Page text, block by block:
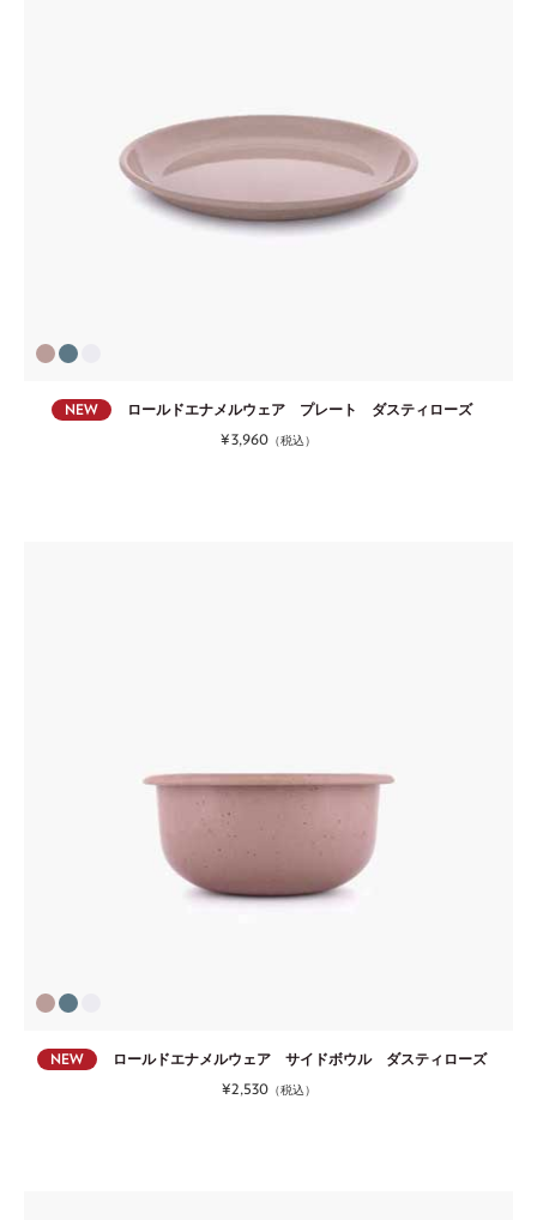
NEW ロールドエナメルウェア プレート ダスティローズ
¥3,960 （税込）
NEW ロールドエナメルウェア サイドボウル ダスティローズ
¥2,530（税込）